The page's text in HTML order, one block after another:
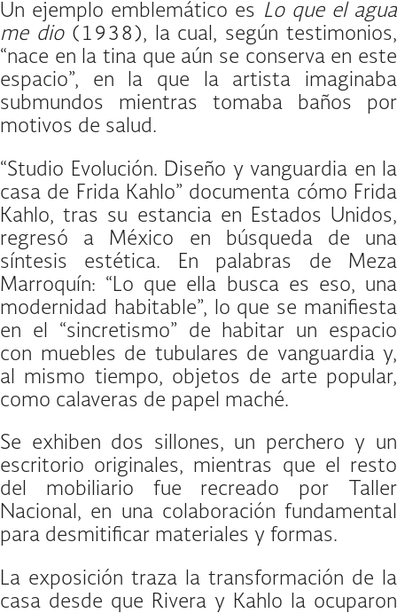
Un ejemplo emblemático es Lo que el agua
me dio(1938), la cual, según testimonios,
“nace en la tina que aún se conserva en este
espacio”, en la que la artista imaginaba
submundos mientras tomaba baños por
motivos de salud.
“Studio Evolución. Diseño y vanguardia en la
casa de Frida Kahlo” documenta cómo Frida
Kahlo, tras su estancia en Estados Unidos,
regresó a México en búsqueda de una
síntesis estética. En palabras de Meza
Marroquín: “Lo que ella busca es eso, una
modernidad habitable”, lo que se manifiesta
en el “sincretismo” de habitar un espacio
con muebles de tubulares de vanguardia y,
al mismo tiempo, objetos de arte popular,
como calaveras de papel maché.
Se exhiben dos sillones, un perchero y un
escritorio originales, mientras que el resto
del mobiliario fue recreado por Taller
Nacional, en una colaboración fundamental
para desmitificar materiales y formas.
La exposición traza la transformación de la
casa desde que Rivera y Kahlo la ocuparon